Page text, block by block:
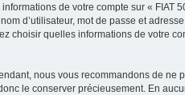
de votre compte sur «
d’utilisateur, mot de passe et
choisir quelles informations de votre
nous vous recommandons de ne
le conserver précieusement. En